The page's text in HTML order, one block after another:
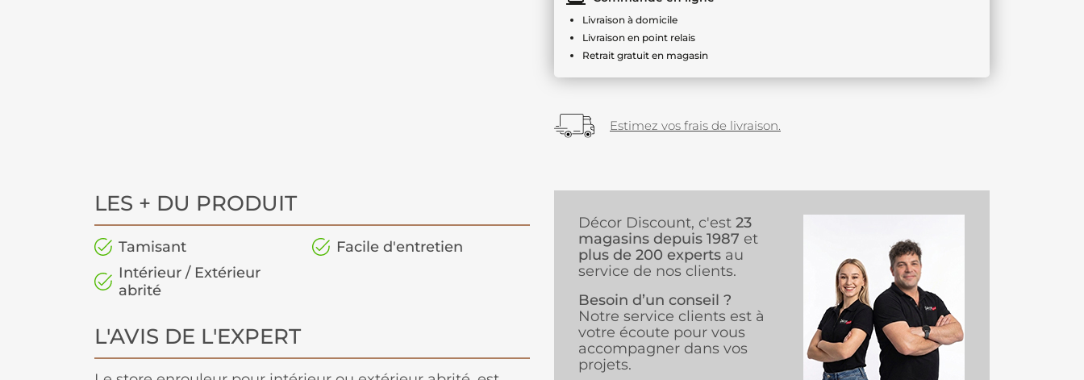
Livraison à domicile
Livraison en point relais
Retrait gratuit en magasin
Estimez vos frais de livraison.
LES + DU PRODUIT
Tamisant
Facile d'entretien
Intérieur / Extérieur
abrité
L'AVIS DE L'EXPERT
Décor Discount, c'est 23
magasins depuis 1987 et
plus de 200 experts au
service de nos clients.
Besoin d’un conseil ?
Notre service clients est à
votre écoute pour vous
accompagner dans vos
projets.